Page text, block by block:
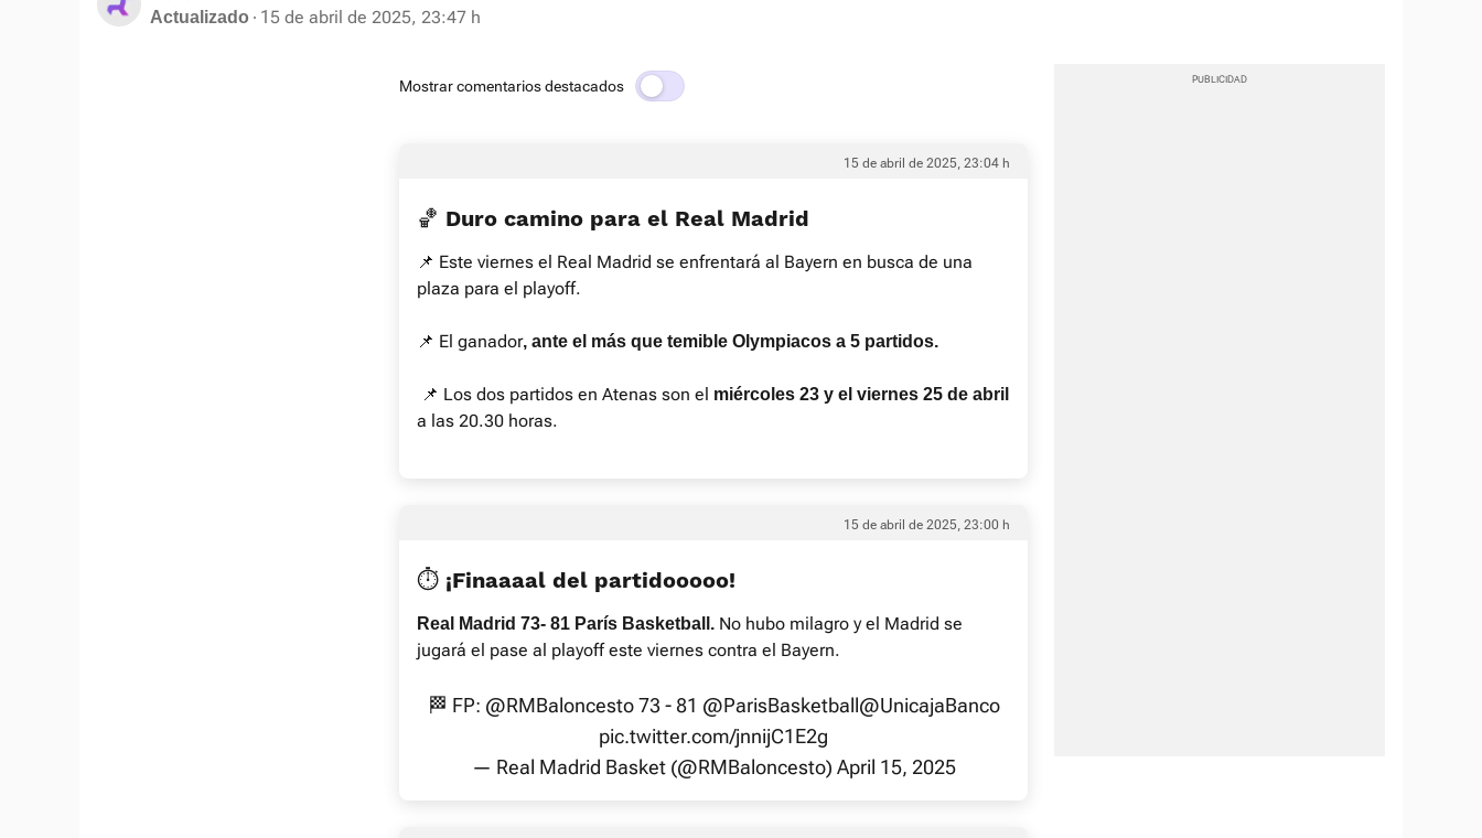
Actualizado
15 de abril de 2025, 23:47 h
Mostrar comentarios destacados
15 de abril de 2025, 23:04 h
🏀 Duro camino para el Real Madrid
📌 Este viernes el Real Madrid se enfrentará al Bayern en busca de una
plaza para el playoff.
📌 El ganador, ante el más que temible Olympiacos a 5 partidos.
📌 Los dos partidos en Atenas son el miércoles 23 y el viernes 25 de abril
a las 20.30 horas.
15 de abril de 2025, 23:00 h
⏱️ ¡Finaaaal del partidooooo!
Real Madrid 73- 81 París Basketball. No hubo milagro y el Madrid se
jugará el pase al playoff este viernes contra el Bayern.
🏁 FP: @RMBaloncesto73 - 81 @ParisBasketball@UnicajaBanco
pic.twitter.com/jnnijC1E2g
— Real Madrid Basket (@RMBaloncesto) April 15, 2025